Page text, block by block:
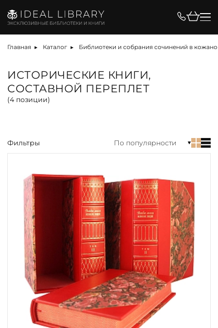
Главная Каталог Библиотеки и собрания сочинений в
ИСТОРИЧЕСКИЕ КНИГИ,
СОСТАВНОЙ ПЕРЕПЛЕТ
(4 позиции)
Цена, ₽
Вид
книга
собрание сочинений
Материал
Язык
Автор
Обрез
Тиснение
Пол и возраст
Фильтры По популярности